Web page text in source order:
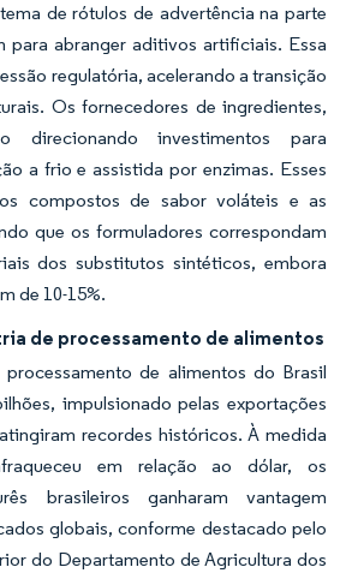
de rótulos de advertência na parte
para abranger aditivos artificiais. Essa
regulatória, acelerando a transição
Os fornecedores de ingredientes,
direcionando investimentos para
a frio e assistida por enzimas. Esses
compostos de sabor voláteis e as
que os formuladores correspondam
dos substitutos sintéticos, embora
de 10-15%.
de processamento de alimentos
de alimentos do Brasil
impulsionado pelas exportações
recordes históricos. À medida
em relação ao dólar, os
brasileiros ganharam vantagem
globais, conforme destacado pelo
do Departamento de Agricultura dos